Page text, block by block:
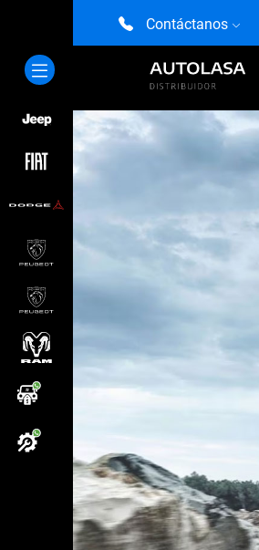
Contáctanos